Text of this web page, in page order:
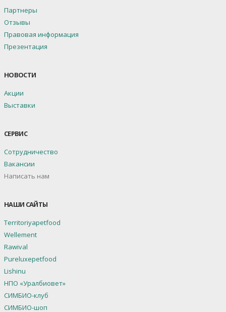
Партнеры
Отзывы
Правовая информация
Презентация
НОВОСТИ
Акции
Выставки
СЕРВИС
Сотрудничество
Вакансии
Написать нам
НАШИ САЙТЫ
Territoriyapetfood
Wellement
Rawival
Pureluxepetfood
Lishinu
НПО «Уралбиовет»
СИМБИО-клуб
СИМБИО-шоп